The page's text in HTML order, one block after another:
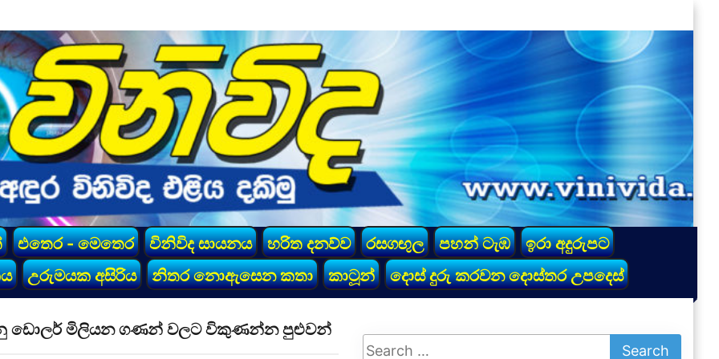
එතෙර - මෙතෙර විනිවිද සායනය හරිත දනව්ව රසගඟුල පහන් ටැඹ
ඉරා අදුරුපට
උරුමයක අසිරිය නිතර නොඇසෙන කතා කාටූන් දොස් දුරු කරවන දොස්තර උපදෙස්
ඩොලර් මිලියන ගණන් වලට විකුණන්න පුළුවන්